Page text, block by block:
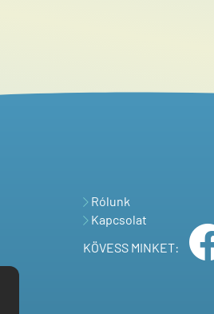
Rólunk
Kapcsolat
KÖVESS MINKET: